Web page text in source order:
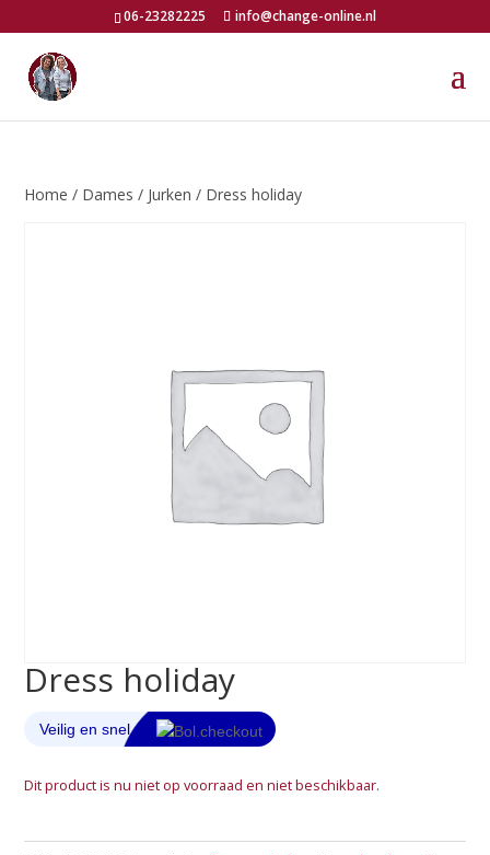
06-23282225 info@change-online.nl
Home / Dames / Jurken / Dress holiday
Dress holiday
Dit product is nu niet op voorraad en niet beschikbaar.